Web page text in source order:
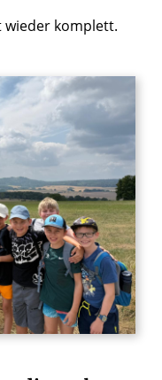
komplett.